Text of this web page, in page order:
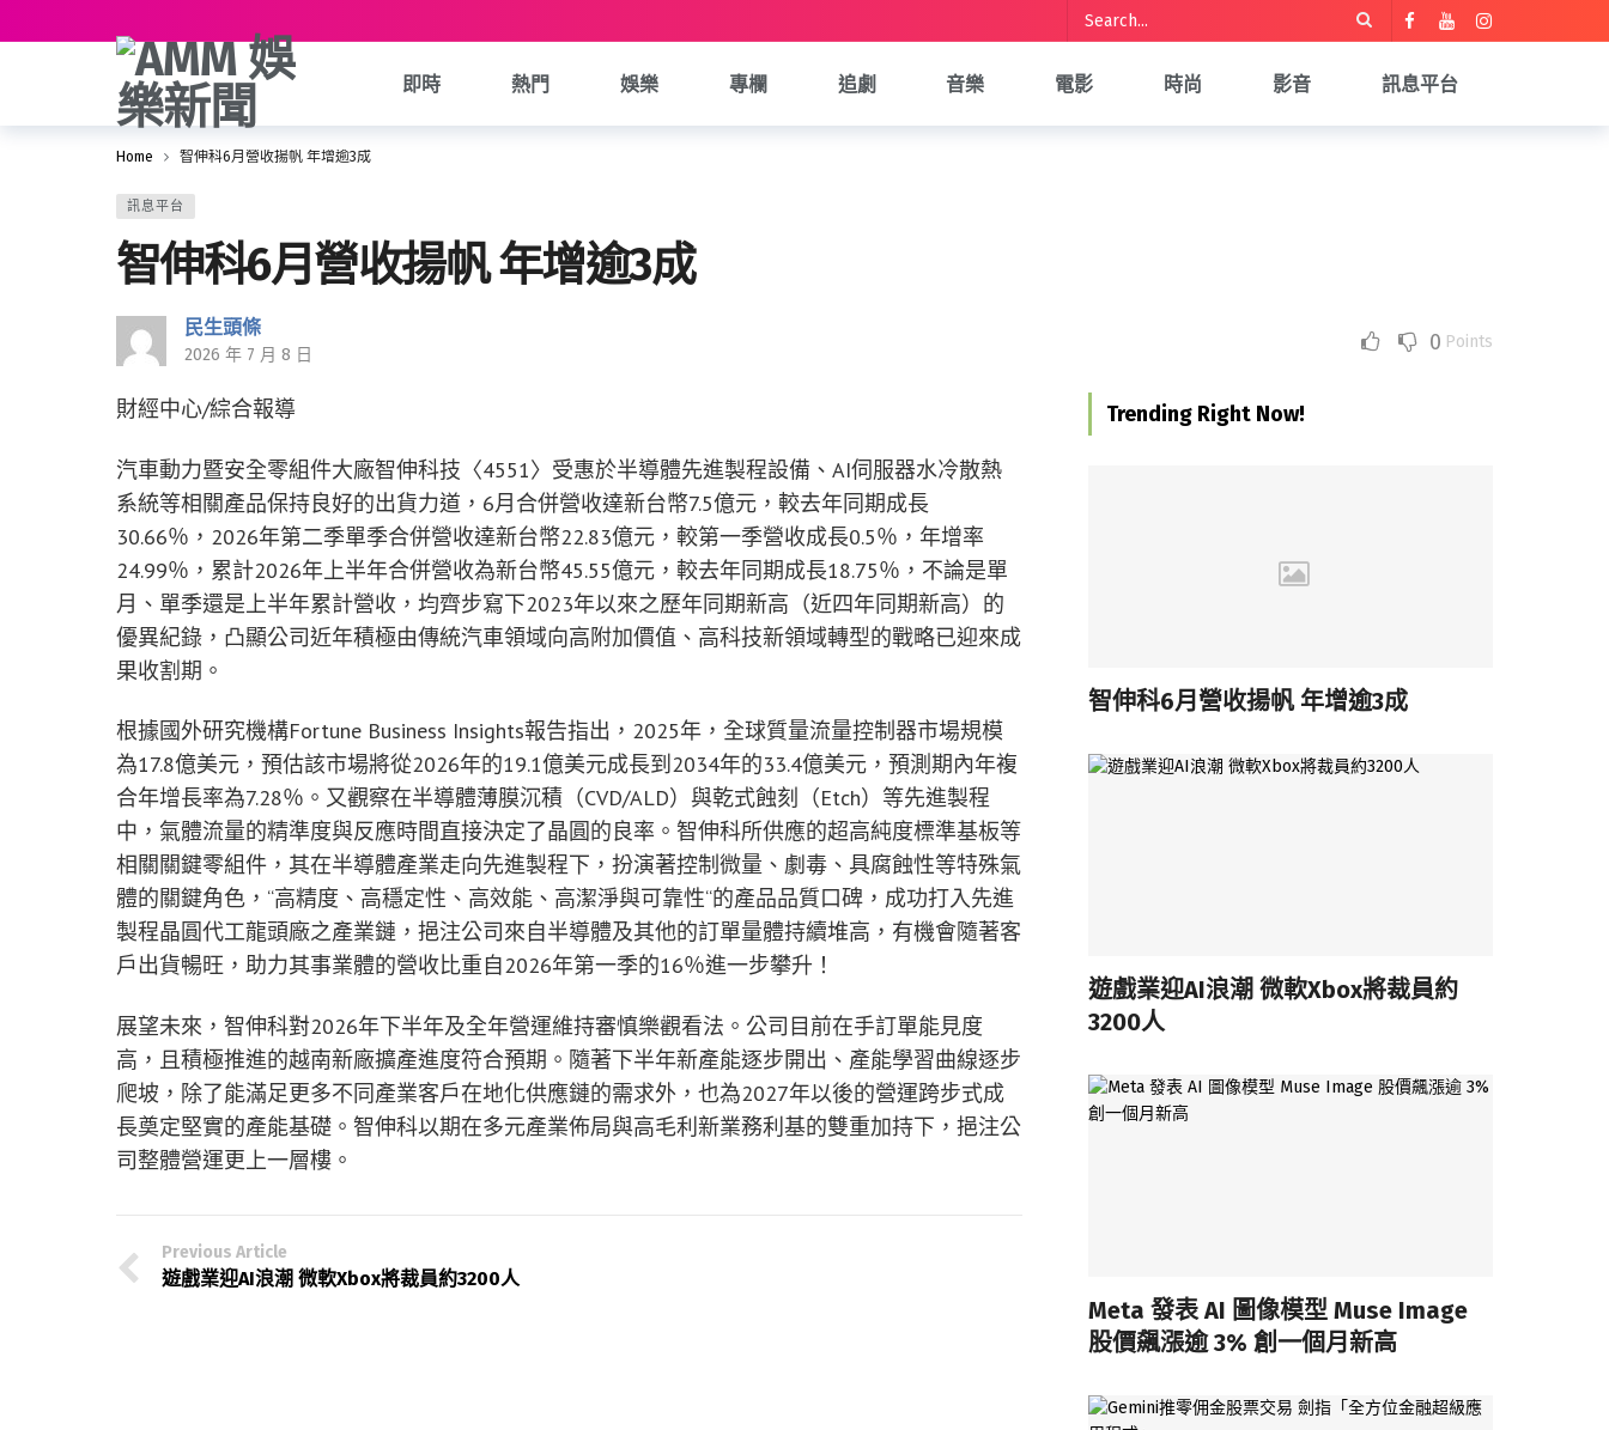
即時 熱門 娛樂 專欄 追劇 音樂 電影 時尚 影音 訊息平台
Home 智伸科6月營收揚帆 年增逾3成
訊息平台
智伸科6月營收揚帆 年增逾3成
民生頭條
2026 年 7 月 8 日 0 Points
財經中心/綜合報導
汽車動力暨安全零組件大廠智伸科技〈4551〉受惠於半導體先進製程設備、AI伺服器水冷散熱
系統等相關產品保持良好的出貨力道，6月合併營收達新台幣7.5億元，較去年同期成長
30.66％，2026年第二季單季合併營收達新台幣22.83億元，較第一季營收成長0.5％，年增率
24.99％，累計2026年上半年合併營收為新台幣45.55億元，較去年同期成長18.75％，不論是單
月、單季還是上半年累計營收，均齊步寫下2023年以來之歷年同期新高（近四年同期新高）的
優異紀錄，凸顯公司近年積極由傳統汽車領域向高附加價值、高科技新領域轉型的戰略已迎來成
果收割期。
根據國外研究機構Fortune Business Insights報告指出，2025年，全球質量流量控制器市場規模
為17.8億美元，預估該市場將從2026年的19.1億美元成長到2034年的33.4億美元，預測期內年複
合年增長率為7.28％。又觀察在半導體薄膜沉積（CVD/ALD）與乾式蝕刻（Etch）等先進製程
中，氣體流量的精準度與反應時間直接決定了晶圓的良率。智伸科所供應的超高純度標準基板等
相關關鍵零組件，其在半導體產業走向先進製程下，扮演著控制微量、劇毒、具腐蝕性等特殊氣
體的關鍵角色，“高精度、高穩定性、高效能、高潔淨與可靠性“的產品品質口碑，成功打入先進
製程晶圓代工龍頭廠之產業鏈，挹注公司來自半導體及其他的訂單量體持續堆高，有機會隨著客
戶出貨暢旺，助力其事業體的營收比重自2026年第一季的16％進一步攀升！
展望未來，智伸科對2026年下半年及全年營運維持審慎樂觀看法。公司目前在手訂單能見度
高，且積極推進的越南新廠擴產進度符合預期。隨著下半年新產能逐步開出、產能學習曲線逐步
爬坡，除了能滿足更多不同產業客戶在地化供應鏈的需求外，也為2027年以後的營運跨步式成
長奠定堅實的產能基礎。智伸科以期在多元產業佈局與高毛利新業務利基的雙重加持下，挹注公
司整體營運更上一層樓。
Previous Article
遊戲業迎AI浪潮 微軟Xbox將裁員約3200人
Trending Right Now!
智伸科6月營收揚帆 年增逾3成
遊戲業迎AI浪潮 微軟Xbox將裁員約
3200人
Meta 發表 AI 圖像模型 Muse Image
股價飆漲逾 3% 創一個月新高